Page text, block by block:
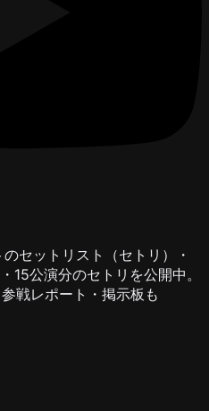
セットリスト（セトリ）・
15公演分のセトリを公開中。
戦レポート・掲示板も